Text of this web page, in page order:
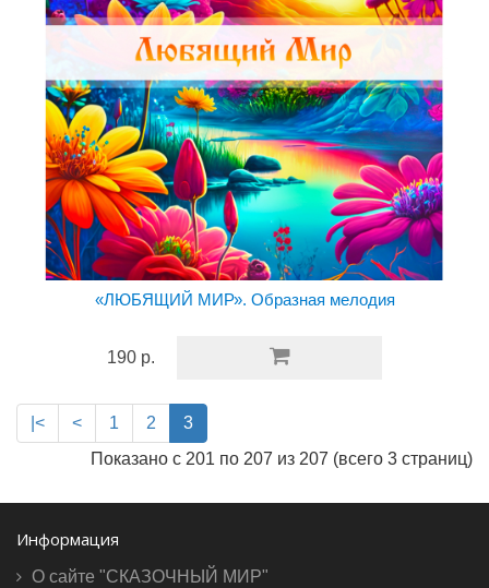
«ЛЮБЯЩИЙ МИР». Образная мелодия
190 р.
|< < 1 2
3
Показано с 201 по 207 из 207 (всего 3 страниц)
Информация
О сайте "СКАЗОЧНЫЙ МИР"